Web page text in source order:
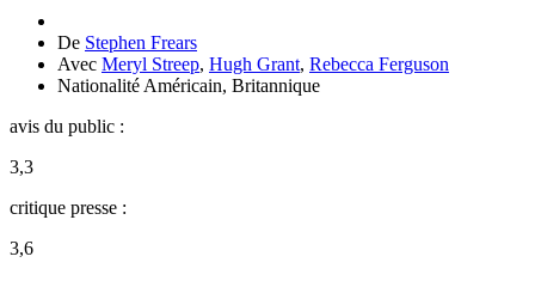
De Stephen Frears
Avec Meryl Streep, Hugh Grant, Rebecca Ferguson
Nationalité Américain, Britannique
avis du public :
3,3
critique presse :
3,6